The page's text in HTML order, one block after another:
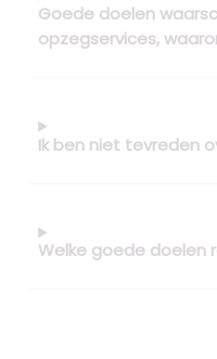
Goede doelen
opzegservices,
Ik ben niet tevreden
Welke goede doelen